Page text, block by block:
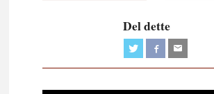
Del dette